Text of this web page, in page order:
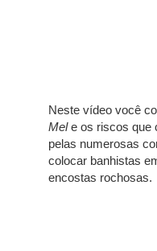
Neste vídeo você
Mele os riscos que
pelas numerosas
colocar banhistas
encostas rochosas.